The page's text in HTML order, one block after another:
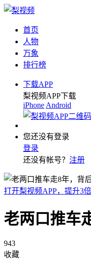
首页
人物
万象
排行榜
下载APP
梨视频APP下载
iPhone Android
您还没有登录
登录
还没有帐号？ 注册
打开梨视频APP，提升3
老两口推车
943
收藏